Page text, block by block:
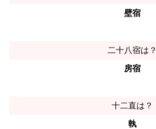
壁宿
二十八宿は？
房宿
十二直は？
執